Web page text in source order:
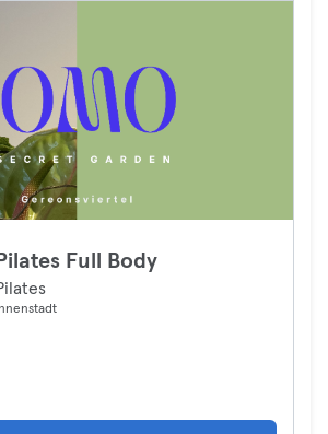
Pilates Full Body
Innenstadt